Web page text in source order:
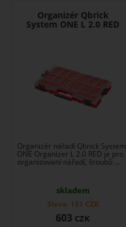
Organizér Qbrick
System ONE L 2.0 RED
Organizér nářadí Qbrick System
ONE Organizer L 2.0 RED je pro
organizovaní nářadí, šroubů ...
skladem
603 CZK
Sleva 151 CZK